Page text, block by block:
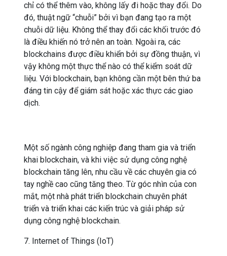
chỉ có thể thêm vào, không lấy đi hoặc thay đổi. Do
đó, thuật ngữ “chuỗi” bởi vì bạn đang tạo ra một
chuỗi dữ liệu. Không thể thay đổi các khối trước đó
là điều khiến nó trở nên an toàn. Ngoài ra, các
blockchains được điều khiển bởi sự đồng thuận, vì
vậy không một thực thể nào có thể kiểm soát dữ
liệu. Với blockchain, bạn không cần một bên thứ ba
đáng tin cậy để giám sát hoặc xác thực các giao
dịch.
Một số ngành công nghiệp đang tham gia và triển
khai blockchain, và khi việc sử dụng công nghệ
blockchain tăng lên, nhu cầu về các chuyên gia có
tay nghề cao cũng tăng theo. Từ góc nhìn của con
mắt, một nhà phát triển blockchain chuyên phát
triển và triển khai các kiến ​​trúc và giải pháp sử
dụng công nghệ blockchain.
7. Internet of Things (IoT)